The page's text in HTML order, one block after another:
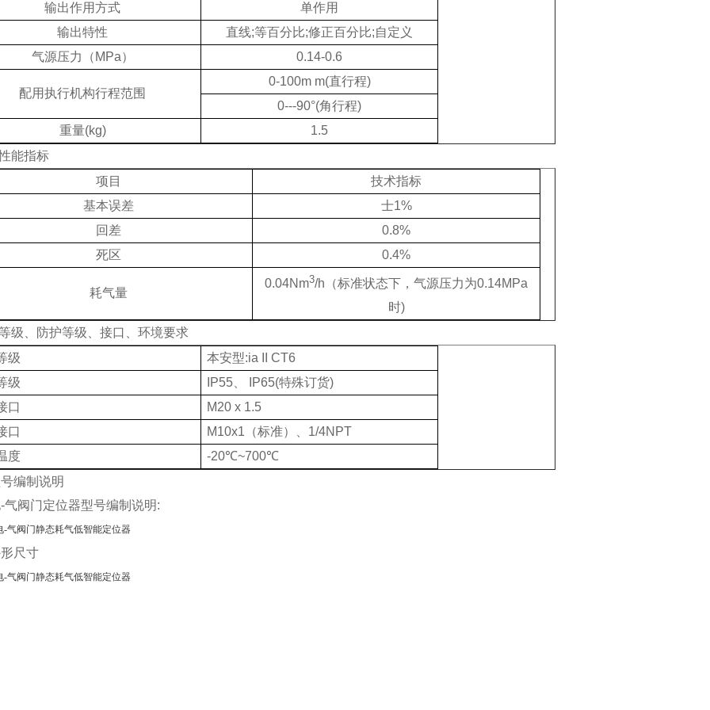
输出作用方式
单作用
输出特性
直线;等百分比;修正百分比;自定义
气源压力（MPa）
0.14-0.6
配用执行机构行程范围
0-100m m(直行程)
0---90°(角行程)
重量(kg)
1.5
能指标
项目
技术指标
基本误差
士1%
回差
0.8%
死区
0.4%
耗气量
0.04Nm3/h（标准状态下，气源压力为0.14MPa
时)
级、防护等级、接口、环境要求
级
本安型:ia II CT6
级
IP55、 IP65(特殊订货)
口
M20 x 1.5
口
M10x1（标准）、1/4NPT
度
-20℃~700℃
编制说明
气阀门定位器型号编制说明:
尺寸